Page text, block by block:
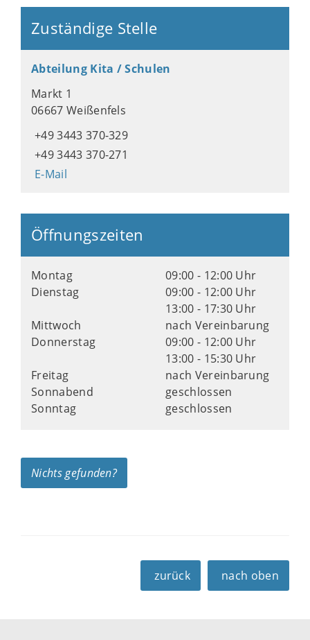
Zuständige Stelle
Abteilung Kita / Schulen
Markt 1
06667 Weißenfels
+49 3443 370-329
+49 3443 370-271
E-Mail
Öffnungszeiten
Montag
09:00 - 12:00 Uhr
Dienstag
09:00 - 12:00 Uhr
13:00 - 17:30 Uhr
Mittwoch
nach Vereinbarung
Donnerstag
09:00 - 12:00 Uhr
13:00 - 15:30 Uhr
Freitag
nach Vereinbarung
Sonnabend
geschlossen
Sonntag
geschlossen
Nichts gefunden?
zurück nach oben